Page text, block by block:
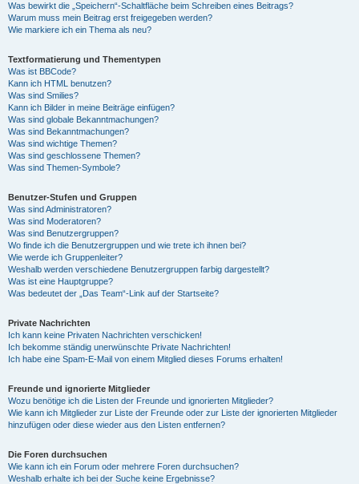
Was bewirkt die „Speichern“-Schaltfläche beim Schreiben eines Beitrags?
Warum muss mein Beitrag erst freigegeben werden?
Wie markiere ich ein Thema als neu?
Textformatierung und Thementypen
Was ist BBCode?
Kann ich HTML benutzen?
Was sind Smilies?
Kann ich Bilder in meine Beiträge einfügen?
Was sind globale Bekanntmachungen?
Was sind Bekanntmachungen?
Was sind wichtige Themen?
Was sind geschlossene Themen?
Was sind Themen-Symbole?
Benutzer-Stufen und Gruppen
Was sind Administratoren?
Was sind Moderatoren?
Was sind Benutzergruppen?
Wo finde ich die Benutzergruppen und wie trete ich ihnen bei?
Wie werde ich Gruppenleiter?
Weshalb werden verschiedene Benutzergruppen farbig dargestellt?
Was ist eine Hauptgruppe?
Was bedeutet der „Das Team“-Link auf der Startseite?
Private Nachrichten
Ich kann keine Privaten Nachrichten verschicken!
Ich bekomme ständig unerwünschte Private Nachrichten!
Ich habe eine Spam-E-Mail von einem Mitglied dieses Forums erhalten!
Freunde und ignorierte Mitglieder
Wozu benötige ich die Listen der Freunde und ignorierten Mitglieder?
Wie kann ich Mitglieder zur Liste der Freunde oder zur Liste der ignorierten Mitglieder
hinzufügen oder diese wieder aus den Listen entfernen?
Die Foren durchsuchen
Wie kann ich ein Forum oder mehrere Foren durchsuchen?
Weshalb erhalte ich bei der Suche keine Ergebnisse?